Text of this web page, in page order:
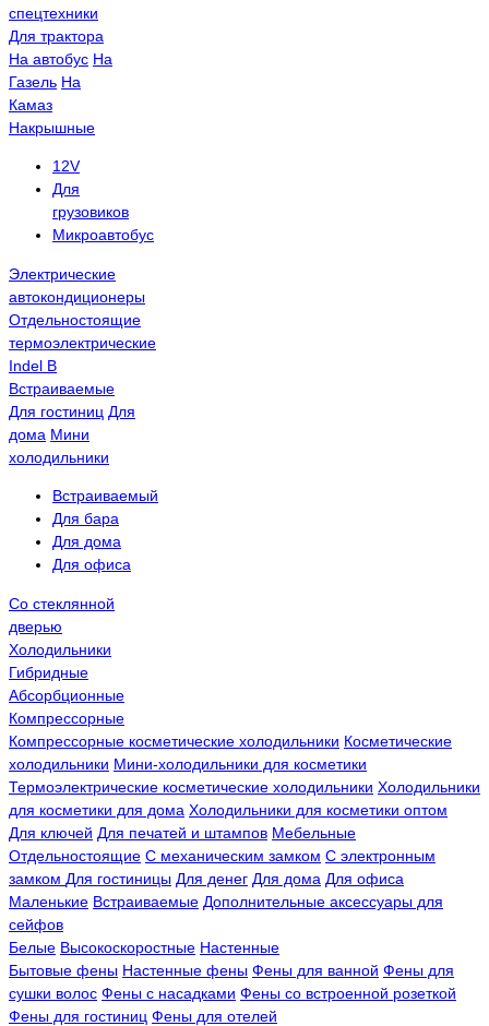
спецтехники
Для трактора
На автобус На
Газель На
Камаз
Накрышные
12V
Для
грузовиков
Микроавтобус
Электрические
автокондиционеры
Отдельностоящие
термоэлектрические
Indel B
Встраиваемые
Для гостиниц Для
дома Мини
холодильники
Встраиваемый
Для бара
Для дома
Для офиса
Со стеклянной
дверью
Холодильники
Гибридные
Абсорбционные
Компрессорные
Компрессорные косметические холодильники Косметические
холодильники Мини-холодильники для косметики
Термоэлектрические косметические холодильники Холодильники
для косметики для дома Холодильники для косметики оптом
Для ключей Для печатей и штампов Мебельные
Отдельностоящие С механическим замком С электронным
замком Для гостиницы Для денег Для дома Для офиса
Маленькие Встраиваемые Дополнительные аксессуары для
сейфов
Белые Высокоскоростные Настенные
Бытовые фены Настенные фены Фены для ванной Фены для
сушки волос Фены с насадками Фены со встроенной розеткой
Фены для гостиниц Фены для отелей